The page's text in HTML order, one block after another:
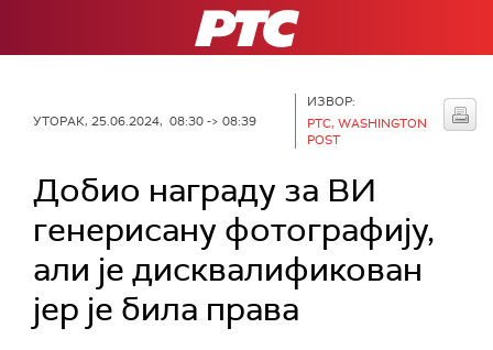
РТС
УТОРАК, 25.06.2024, 08:30 -> 08:39
ИЗВОР:
РТС, WASHINGTON
POST
Добио награду за ВИ
генерисану фотографију,
али је дисквалификован
јер је била права